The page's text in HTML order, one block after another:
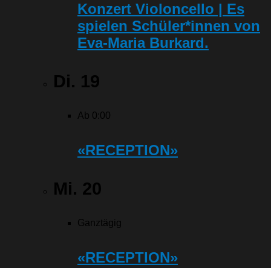
Konzert Violoncello | Es
spielen Schüler*innen von
Eva-Maria Burkard.
Di. 19
Ab 0:00
«RECEPTION»
Mi. 20
Ganztägig
«RECEPTION»